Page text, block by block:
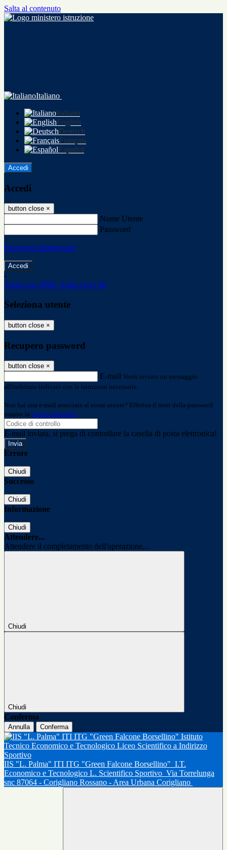
Salta al contenuto
Italiano
Italiano
English
Deutsch
Français
Español
Accedi
Accedi
button close ×
Nome Utente
Password
Password dimenticata?
-
Entra con SPID Entra con CIE
Seleziona utente
button close ×
Recupero password
button close ×
E-mail Verrà inviato un messaggio
all'indirizzo indicato con le istruzioni necessarie.
Non hai una e-mail associata al nome utente? Effettua il reset della password
tramite la Login Spaggiari
E-mail inviata, si prega di controllare la casella di posta elettronica!
Errore
Chiudi
Successo
Chiudi
Informazione
Chiudi
Attendere...
Attendere il completamento dell'operazione...
Chiudi
Chiudi
Conferma
Annulla Conferma
IIS "L. Palma" ITI ITG "Green Falcone Borsellino" I.T.
Economico e Tecnologico L. Scientifico Sportivo Via Torrelunga
snc 87064 - Corigliano Rossano - Area Urbana Corigliano